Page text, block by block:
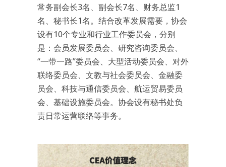
常务副会长3名、副会长7名、财务总监1
名、秘书长1名。结合改革发展需要，协会
设有10个专业和行业工作委员会，分别
是：会员发展委员会、研究咨询委员会、
“一带一路”委员会、大型活动委员会、对外
联络委员会、文教与社会委员会、金融委
员会、科技与通信委员会、航运贸易委员
会、基础设施委员会。协会设有秘书处负
责日常运营联络等事务。